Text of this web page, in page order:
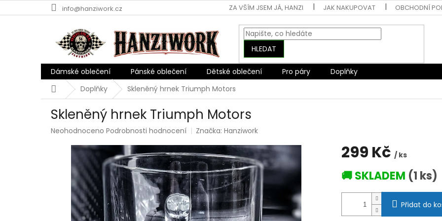
na
info@hanziwork.cz ZA VŠÍM JSEM JÁ, HANZI JAK NAKUPOVAT OBCHODNÍ
HLEDAT
Dámské oblečení Pánské oblečení Dětské oblečení Pro páry
Doplňky
DomůDoplňky Skleněný hrnek Triumph Motors
Skleněný hrnek Triumph Motors
Průměrné
produktu
hvězdiček.
Neohodnoceno Podrobnosti hodnocení Značka:Hanziwork
299 Kč / ks
Měrná
cena:
🚚 SKLADEM (1 ks)
Přidat do